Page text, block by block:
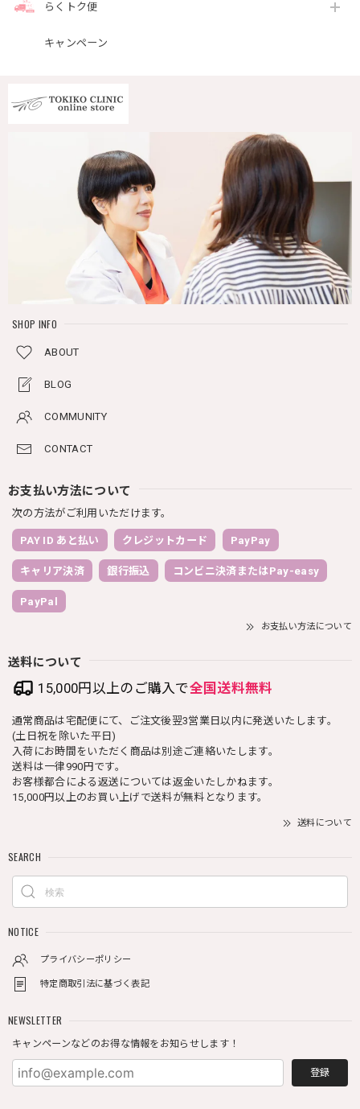
らくトク便
キャンペーン
SHOP INFO
ABOUT
BLOG
COMMUNITY
CONTACT
お支払い方法について
次の方法がご利用いただけます。
PAY ID あと払い クレジットカード PayPay
キャリア決済 銀行振込 コンビニ決済またはPay-easy
PayPal
お支払い方法について
送料について
15,000円以上のご購入で全国送料無料
通常商品は宅配便にて、ご注文後翌3営業日以内に発送いたします。
(土日祝を除いた平日)
入荷にお時間をいただく商品は別途ご連絡いたします。
送料は一律990円です。
お客様都合による返送については返金いたしかねます。
15,000円以上のお買い上げで送料が無料となります。
送料について
SEARCH
NOTICE
プライバシーポリシー
特定商取引法に基づく表記
NEWSLETTER
キャンペーンなどのお得な情報をお知らせします！
登録